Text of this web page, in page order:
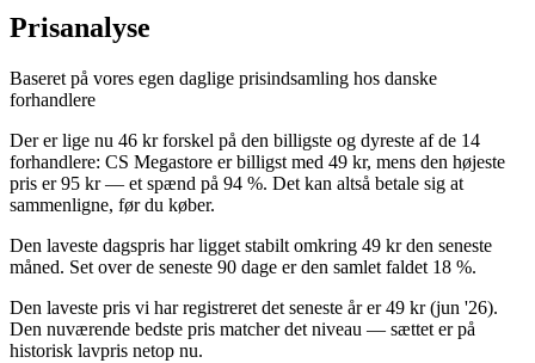
Prisanalyse
Baseret på vores egen daglige prisindsamling hos danske
forhandlere
Der er lige nu 46 kr forskel på den billigste og dyreste af de 14
forhandlere: CS Megastore er billigst med 49 kr, mens den højeste
pris er 95 kr — et spænd på 94 %. Det kan altså betale sig at
sammenligne, før du køber.
Den laveste dagspris har ligget stabilt omkring 49 kr den seneste
måned. Set over de seneste 90 dage er den samlet faldet 18 %.
Den laveste pris vi har registreret det seneste år er 49 kr (jun '26).
Den nuværende bedste pris matcher det niveau — sættet er på
historisk lavpris netop nu.